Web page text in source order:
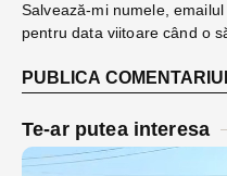
Salvează-mi numele,
pentru data viitoare când o
Te-ar putea interesa